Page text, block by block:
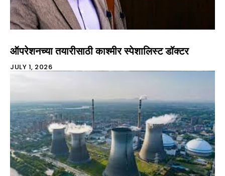
ऑपरेशनच्या तयारीसाठी काश्मीर स्पेशालिस्ट डॉक्टर
JULY 1, 2026